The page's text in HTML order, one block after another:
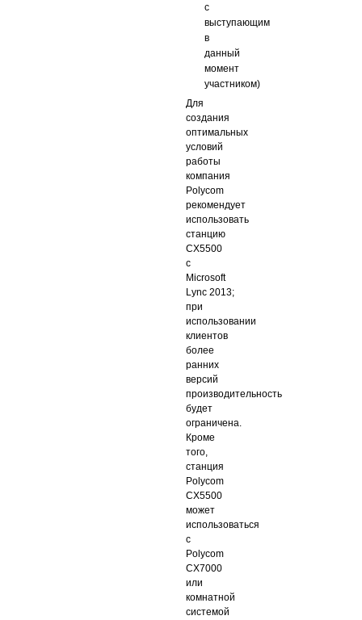
с
выступающим
в
данный
момент
участником)
Для
создания
оптимальных
условий
работы
компания
Polycom
рекомендует
использовать
станцию
CX5500
с
Microsoft
Lync 2013;
при
использовании
клиентов
более
ранних
версий
производительность
будет
ограничена.
Кроме
того,
станция
Polycom
CX5500
может
использоваться
с
Polycom
CX7000
или
комнатной
системой